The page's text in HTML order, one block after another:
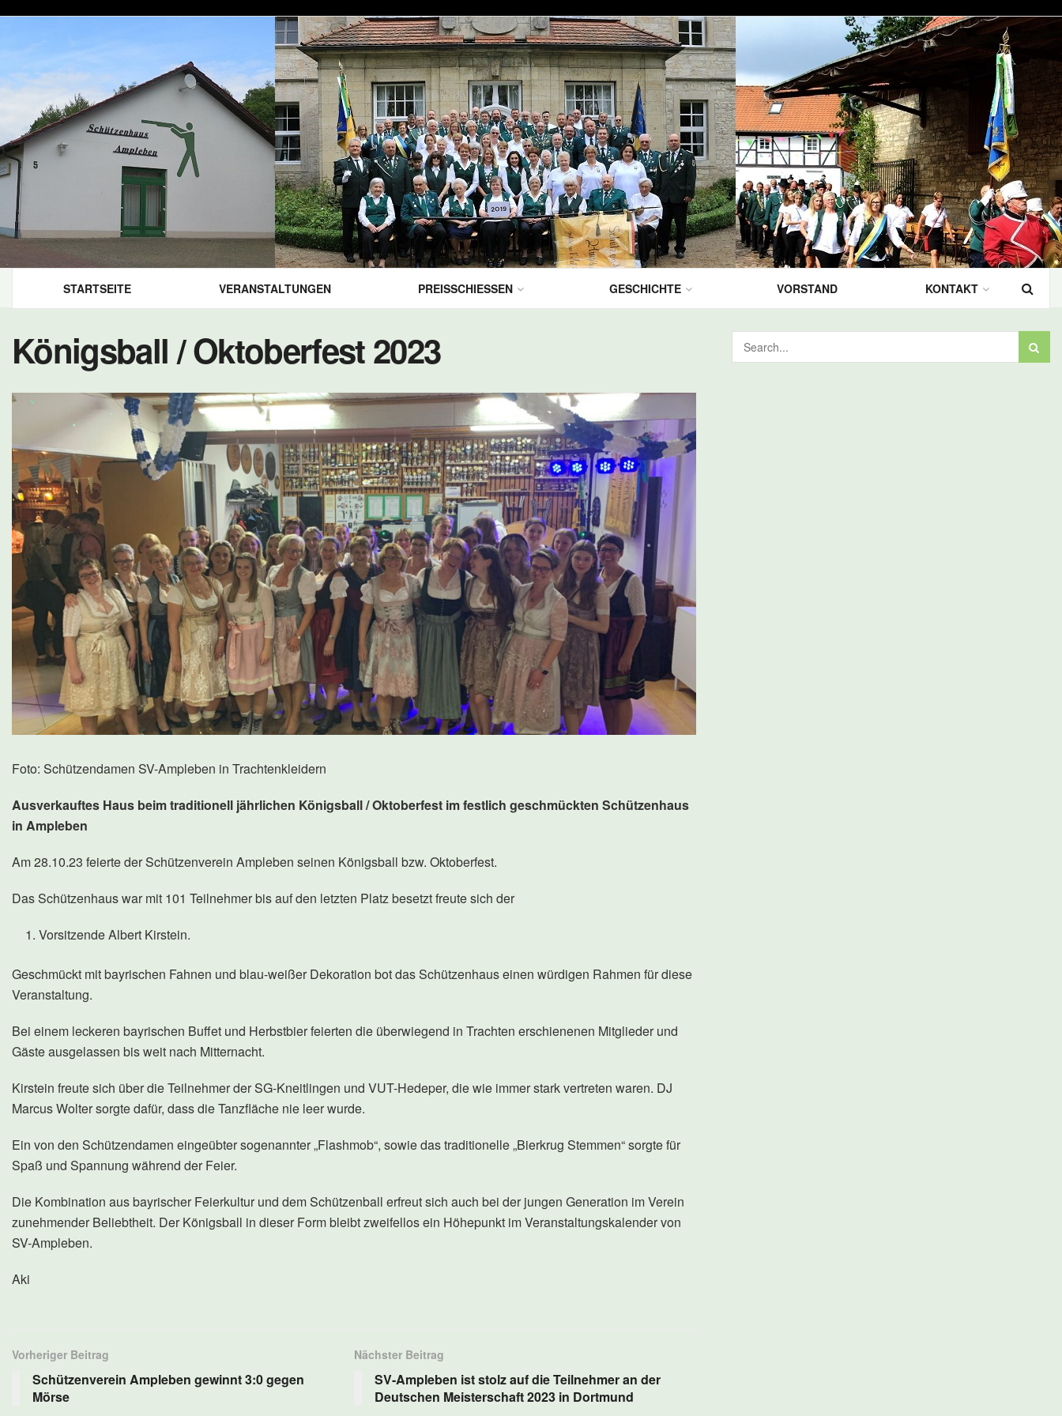
STARTSEITE VERANSTALTUNGEN PREISSCHIESSEN GESCHICHTE VORSTAND KONTAKT
Königsball / Oktoberfest 2023
Foto: Schützendamen SV-Ampleben in Trachtenkleidern
Ausverkauftes Haus beim traditionell jährlichen Königsball / Oktoberfest im festlich geschmückten Schützenhaus
in Ampleben
Am 28.10.23 feierte der Schützenverein Ampleben seinen Königsball bzw. Oktoberfest.
Das Schützenhaus war mit 101 Teilnehmer bis auf den letzten Platz besetzt freute sich der
Vorsitzende Albert Kirstein.
Geschmückt mit bayrischen Fahnen und blau-weißer Dekoration bot das Schützenhaus einen würdigen Rahmen für diese
Veranstaltung.
Bei einem leckeren bayrischen Buffet und Herbstbier feierten die überwiegend in Trachten erschienenen Mitglieder und
Gäste ausgelassen bis weit nach Mitternacht.
Kirstein freute sich über die Teilnehmer der SG-Kneitlingen und VUT-Hedeper, die wie immer stark vertreten waren. DJ
Marcus Wolter sorgte dafür, dass die Tanzfläche nie leer wurde.
Ein von den Schützendamen eingeübter sogenannter „Flashmob“, sowie das traditionelle „Bierkrug Stemmen“ sorgte für
Spaß und Spannung während der Feier.
Die Kombination aus bayrischer Feierkultur und dem Schützenball erfreut sich auch bei der jungen Generation im Verein
zunehmender Beliebtheit. Der Königsball in dieser Form bleibt zweifellos ein Höhepunkt im Veranstaltungskalender von
SV-Ampleben.
Aki
Vorheriger Beitrag
Schützenverein Ampleben gewinnt 3:0 gegen
Mörse
Nächster Beitrag
SV-Ampleben ist stolz auf die Teilnehmer an der
Deutschen Meisterschaft 2023 in Dortmund